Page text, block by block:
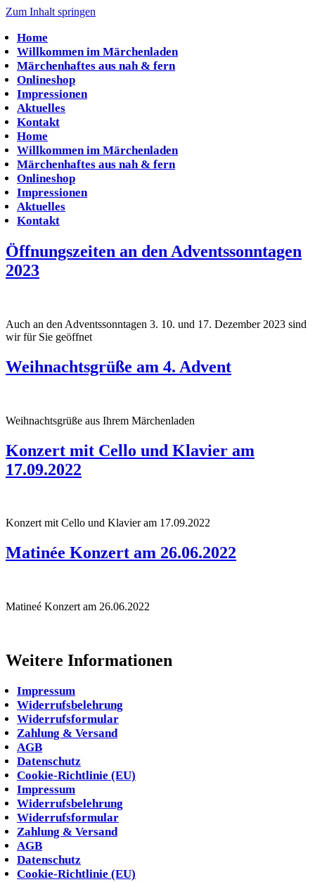
Zum Inhalt springen
Home
Willkommen im Märchenladen
Märchenhaftes aus nah & fern
Onlineshop
Impressionen
Aktuelles
Kontakt
Home
Willkommen im Märchenladen
Märchenhaftes aus nah & fern
Onlineshop
Impressionen
Aktuelles
Kontakt
Öffnungszeiten an den Adventssonntagen
2023
Auch an den Adventssonntagen 3. 10. und 17. Dezember 2023 sind
wir für Sie geöffnet
Weihnachtsgrüße am 4. Advent
Weihnachtsgrüße aus Ihrem Märchenladen
Konzert mit Cello und Klavier am
17.09.2022
Konzert mit Cello und Klavier am 17.09.2022
Matinée Konzert am 26.06.2022
Matineé Konzert am 26.06.2022
Weitere Informationen
Impressum
Widerrufsbelehrung
Widerrufsformular
Zahlung & Versand
AGB
Datenschutz
Cookie-Richtlinie (EU)
Impressum
Widerrufsbelehrung
Widerrufsformular
Zahlung & Versand
AGB
Datenschutz
Cookie-Richtlinie (EU)